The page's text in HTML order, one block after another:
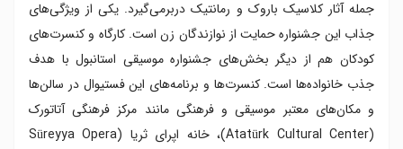
جمله آثار کلاسیک باروک و رمانتیک دربرمی‌گیرد. یکی از ویژگی‌های
جذاب این جشنواره حمایت از نوازندگان زن است. کارگاه و کنسرت‌های
کودکان هم از دیگر بخش‌های جشنواره موسیقی استانبول با هدف
جذب خانواده‌ها است. کنسرت‌ها و برنامه‌های این فستیوال در سالن‌ها
و مکان‌های معتبر موسیقی و فرهنگی مانند مرکز فرهنگی آتاتورک
(Atatürk Cultural Center)، خانه اپرای ثریا (Süreyya Opera